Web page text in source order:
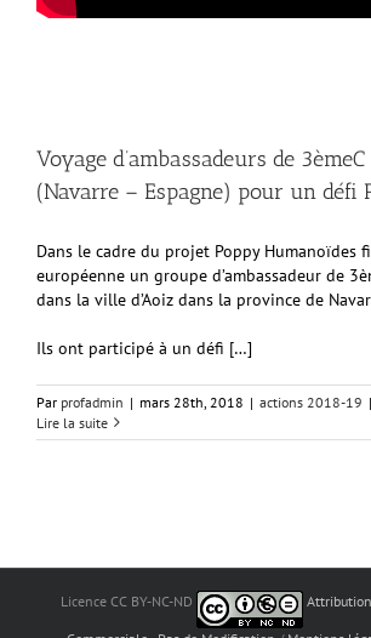
Voyage d’ambassadeurs de
(Navarre – Espagne) pour un défi
Dans le cadre du projet Poppy Humanoïdes
européenne un groupe d’ambassadeur de
dans la ville d’Aoiz dans la province de
Ils ont participé à un défi […]
Par profadmin | mars 28th, 2018 | actions 2018-19 |
Lire la suite
Licence CC BY-NC-ND